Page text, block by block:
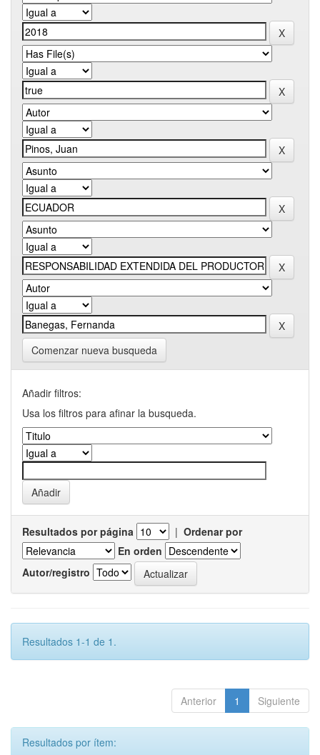
Comenzar nueva busqueda
Añadir filtros:
Usa los filtros para afinar la busqueda.
Resultados por página | Ordenar por
En orden
Autor/registro
Resultados 1-1 de 1.
Anterior 1 Siguiente
Resultados por ítem: